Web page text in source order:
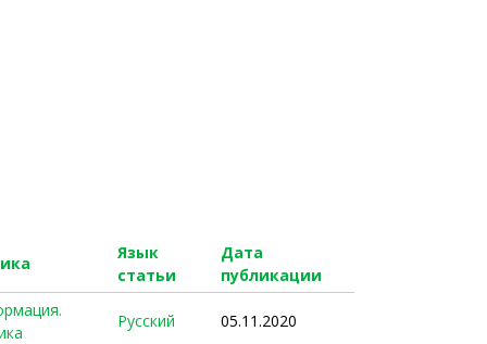
Язык
статьи
Дата
публикации
Русский 05.11.2020